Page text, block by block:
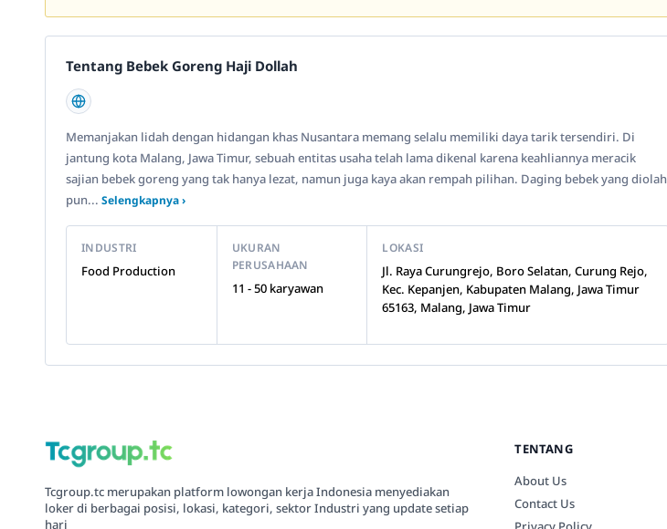
Tentang Bebek Goreng Haji Dollah
Memanjakan lidah dengan hidangan khas Nusantara memang selalu memiliki daya tarik tersendiri. Di
jantung kota Malang, Jawa Timur, sebuah entitas usaha telah lama dikenal karena keahliannya meracik
sajian bebek goreng yang tak hanya lezat, namun juga kaya akan rempah pilihan. Daging bebek yang diolah
pun... Selengkapnya ›
INDUSTRI
Food Production
UKURAN
PERUSAHAAN
11 - 50 karyawan
LOKASI
Jl. Raya Curungrejo, Boro Selatan, Curung Rejo,
Kec. Kepanjen, Kabupaten Malang, Jawa Timur
65163, Malang, Jawa Timur
Tcgroup.tc merupakan platform lowongan kerja Indonesia menyediakan
loker di berbagai posisi, lokasi, kategori, sektor Industri yang update setiap
hari
TENTANG
About Us
Contact Us